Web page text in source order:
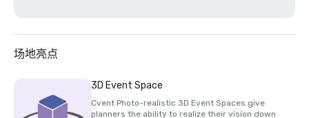
场地亮点
3D Event Space
Cvent Photo-realistic 3D Event Spaces give
planners the ability to realize their vision down